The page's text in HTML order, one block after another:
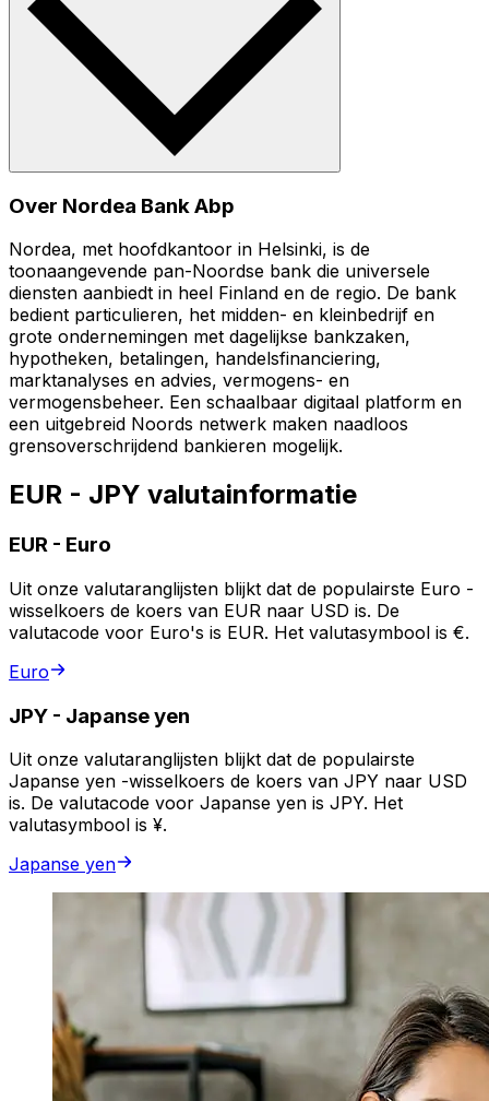
Over Nordea Bank Abp
Nordea, met hoofdkantoor in Helsinki, is de
toonaangevende pan-Noordse bank die universele
diensten aanbiedt in heel Finland en de regio. De bank
bedient particulieren, het midden- en kleinbedrijf en
grote ondernemingen met dagelijkse bankzaken,
hypotheken, betalingen, handelsfinanciering,
marktanalyses en advies, vermogens- en
vermogensbeheer. Een schaalbaar digitaal platform en
een uitgebreid Noords netwerk maken naadloos
grensoverschrijdend bankieren mogelijk.
EUR - JPY valutainformatie
EUR - Euro
Uit onze valutaranglijsten blijkt dat de populairste Euro -
wisselkoers de koers van EUR naar USD is. De
valutacode voor Euro's is EUR. Het valutasymbool is €.
Euro
JPY - Japanse yen
Uit onze valutaranglijsten blijkt dat de populairste
Japanse yen -wisselkoers de koers van JPY naar USD
is. De valutacode voor Japanse yen is JPY. Het
valutasymbool is ¥.
Japanse yen